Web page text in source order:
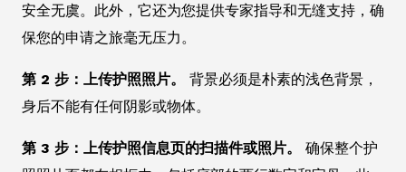
安全无虞。此外，它还为您提供专家指导和无缝支持，确
保您的申请之旅毫无压力。
第 2 步：上传护照照片。 背景必须是朴素的浅色背景，
身后不能有任何阴影或物体。
第 3 步：上传护照信息页的扫描件或照片。
确保整个护